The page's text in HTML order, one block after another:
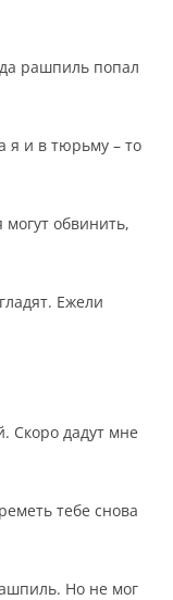
рашпиль попал
я и в тюрьму – то
обвинить,
Ежели
Скоро дадут мне
тебе снова
Но не мог